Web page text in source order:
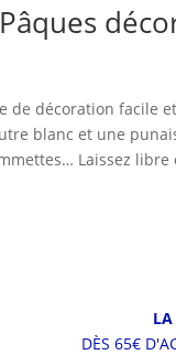
de décoration facile
blanc et une
Laissez
DÈS 65€